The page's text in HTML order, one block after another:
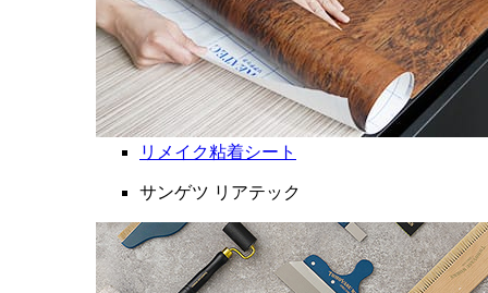
リメイク粘着シート
サンゲツ リアテック